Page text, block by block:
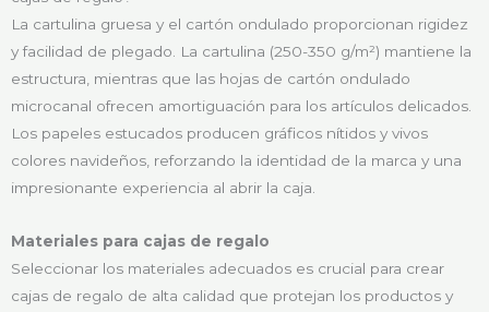
La cartulina gruesa y el cartón ondulado proporcionan rigidez
y facilidad de plegado. La cartulina (250-350 g/m²) mantiene la
estructura, mientras que las hojas de cartón ondulado
microcanal ofrecen amortiguación para los artículos delicados.
Los papeles estucados producen gráficos nítidos y vivos
colores navideños, reforzando la identidad de la marca y una
impresionante experiencia al abrir la caja.
Materiales para cajas de regalo
Seleccionar los materiales adecuados es crucial para crear
cajas de regalo de alta calidad que protejan los productos y